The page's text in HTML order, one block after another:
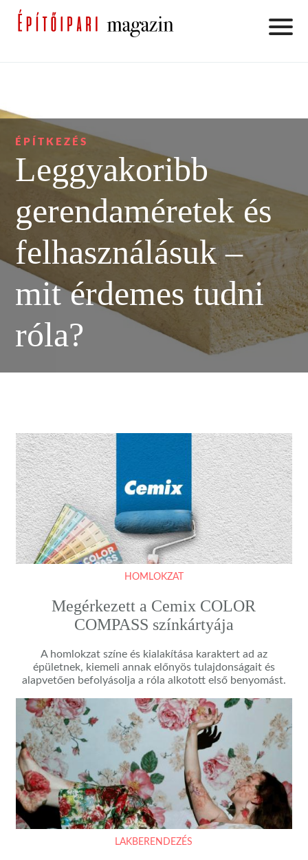
ÉPÍTKEZÉS
Leggyakoribb
gerendaméretek és
felhasználásuk –
mit érdemes tudni
róla?
HOMLOKZAT
Megérkezett a Cemix COLOR
COMPASS színkártyája
A homlokzat színe és kialakítása karaktert ad az
épületnek, kiemeli annak előnyös tulajdonságait és
alapvetően befolyásolja a róla alkotott első benyomást.
LAKBERENDEZÉS